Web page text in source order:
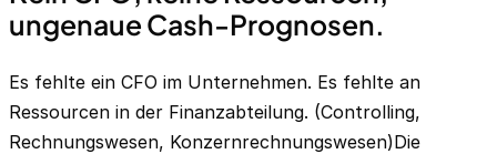
ungenaue Cash-Prognosen.
Es fehlte ein CFO im Unternehmen. Es fehlte an
Ressourcen in der Finanzabteilung. (Controlling,
Rechnungswesen, Konzernrechnungswesen)Die